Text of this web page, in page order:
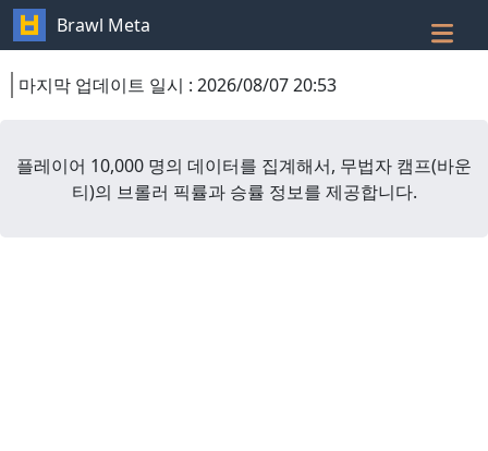
Brawl Meta
마지막 업데이트 일시 : 2026/08/07 20:53
플레이어 10,000 명의 데이터를 집계해서, 무법자 캠프(바운
티)의 브롤러 픽률과 승률 정보를 제공합니다.